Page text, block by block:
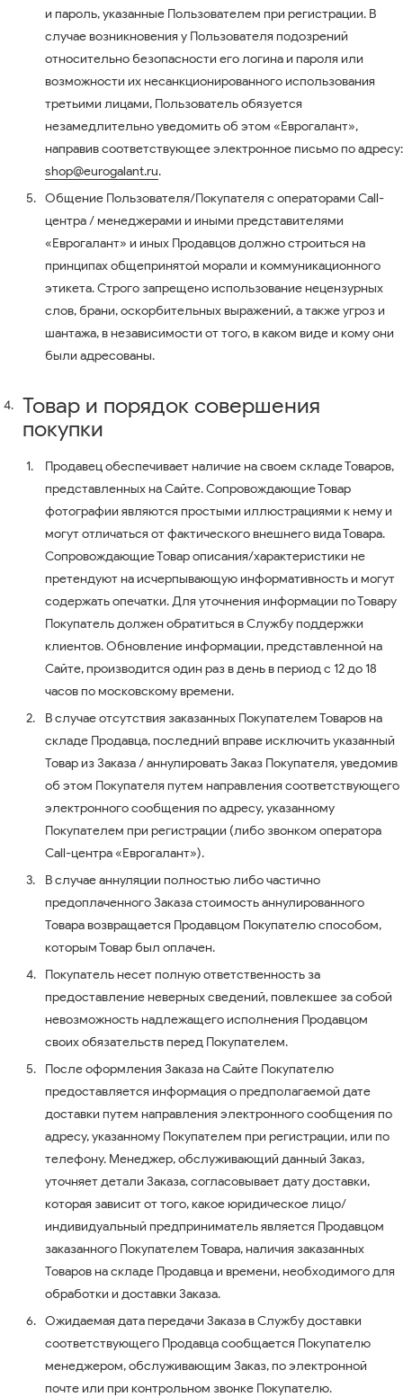
и пароль, указанные Пользователем при регистрации. В
случае возникновения у Пользователя подозрений
относительно безопасности его логина и пароля или
возможности их несанкционированного использования
третьими лицами, Пользователь обязуется
незамедлительно уведомить об этом «Еврогалант»,
направив соответствующее электронное письмо по адресу:
shop@eurogalant.ru.
Общение Пользователя/Покупателя с операторами Call-
центра / менеджерами и иными представителями
«Еврогалант» и иных Продавцов должно строиться на
принципах общепринятой морали и коммуникационного
этикета. Строго запрещено использование нецензурных
слов, брани, оскорбительных выражений, а также угроз и
шантажа, в независимости от того, в каком виде и кому они
были адресованы.
Товар и порядок совершения
покупки
Продавец обеспечивает наличие на своем складе Товаров,
представленных на Сайте. Сопровождающие Товар
фотографии являются простыми иллюстрациями к нему и
могут отличаться от фактического внешнего вида Товара.
Сопровождающие Товар описания/характеристики не
претендуют на исчерпывающую информативность и могут
содержать опечатки. Для уточнения информации по Товару
Покупатель должен обратиться в Службу поддержки
клиентов. Обновление информации, представленной на
Сайте, производится один раз в день в период с 12 до 18
часов по московскому времени.
В случае отсутствия заказанных Покупателем Товаров на
складе Продавца, последний вправе исключить указанный
Товар из Заказа / аннулировать Заказ Покупателя, уведомив
об этом Покупателя путем направления соответствующего
электронного сообщения по адресу, указанному
Покупателем при регистрации (либо звонком оператора
Call-центра «Еврогалант»).
В случае аннуляции полностью либо частично
предоплаченного Заказа стоимость аннулированного
Товара возвращается Продавцом Покупателю способом,
которым Товар был оплачен.
Покупатель несет полную ответственность за
предоставление неверных сведений, повлекшее за собой
невозможность надлежащего исполнения Продавцом
своих обязательств перед Покупателем.
После оформления Заказа на Сайте Покупателю
предоставляется информация о предполагаемой дате
доставки путем направления электронного сообщения по
адресу, указанному Покупателем при регистрации, или по
телефону. Менеджер, обслуживающий данный Заказ,
уточняет детали Заказа, согласовывает дату доставки,
которая зависит от того, какое юридическое лицо/
индивидуальный предприниматель является Продавцом
заказанного Покупателем Товара, наличия заказанных
Товаров на складе Продавца и времени, необходимого для
обработки и доставки Заказа.
Ожидаемая дата передачи Заказа в Службу доставки
соответствующего Продавца сообщается Покупателю
менеджером, обслуживающим Заказ, по электронной
почте или при контрольном звонке Покупателю.